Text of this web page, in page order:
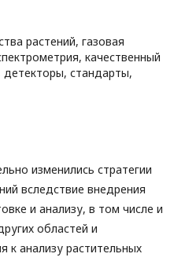
растений, газовая
качественный
детекторы, стандарты,
изменились стратегии
вследствие внедрения
и анализу, в том числе и
областей и
к анализу растительных